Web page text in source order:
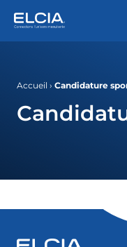
Accueil › Candidature